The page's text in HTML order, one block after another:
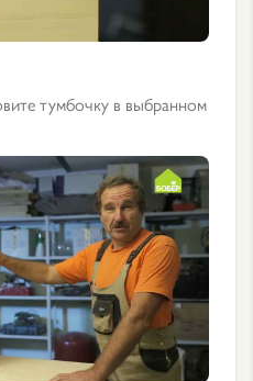
тумбочку в выбранном